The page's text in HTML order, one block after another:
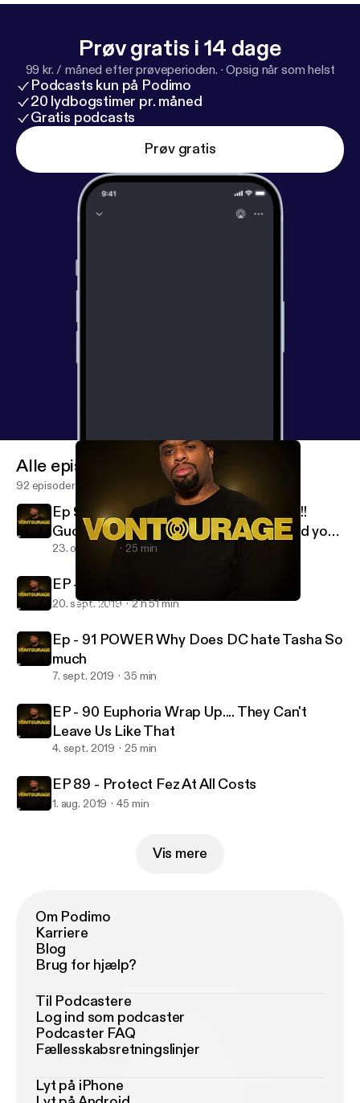
Prøv gratis i 14 dage
99 kr. / måned efter prøveperioden. ·Opsig når som helst
Podcasts kun på Podimo
20 lydbogstimer pr. måned
Gratis podcasts
Prøv gratis
Ep - 91 POWER Why Does DC hate Tasha So much
Alle episoder
92 episoder
Ep 93 - TMZ Should Report on its Self!!
Gucci Man Vs Angla Yee! Do you defend your
Co Workers?
23. okt. 2019 25 min
EP - 92 The Sexy Side of Size
20. sept. 2019 2 h 51 min
Ep - 91 POWER Why Does DC hate Tasha So
much
7. sept. 2019 35 min
EP - 90 Euphoria Wrap Up.... They Can't
Leave Us Like That
4. sept. 2019 25 min
EP 89 - Protect Fez At All Costs
1. aug. 2019 45 min
Vis mere
Om Podimo
Karriere
Blog
Brug for hjælp?
Til Podcastere
Log ind som podcaster
Podcaster FAQ
Fællesskabsretningslinjer
Lyt på iPhone